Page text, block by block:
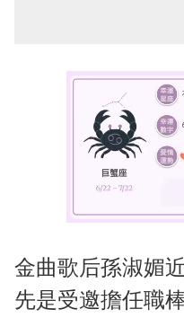
金曲歌后孫淑媚
先是受邀擔任職